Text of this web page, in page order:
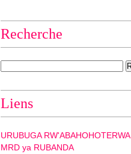
Recherche
Liens
URUBUGA RW'ABAHOHOTERWA
MRD ya RUBANDA